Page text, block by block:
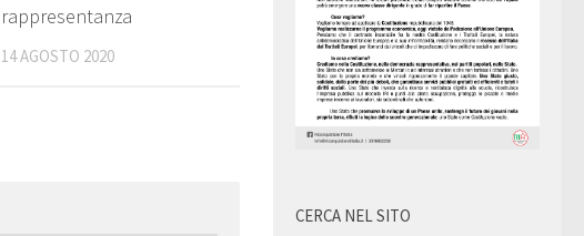
rappresentanza
14 AGOSTO 2020
CERCA NEL SITO